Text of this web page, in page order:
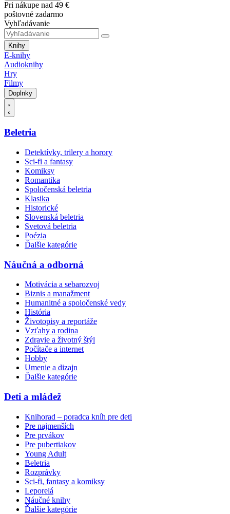
Pri nákupe nad 49 €
poštovné zadarmo
Vyhľadávanie
Knihy
E-knihy
Audioknihy
Hry
Filmy
Doplnky
Beletria
Detektívky, trilery a horory
Sci-fi a fantasy
Komiksy
Romantika
Spoločenská beletria
Klasika
Historické
Slovenská beletria
Svetová beletria
Poézia
Ďalšie kategórie
Náučná a odborná
Motivácia a sebarozvoj
Biznis a manažment
Humanitné a spoločenské vedy
História
Životopisy a reportáže
Vzťahy a rodina
Zdravie a životný štýl
Počítače a internet
Hobby
Umenie a dizajn
Ďalšie kategórie
Deti a mládež
Knihorad – poradca kníh pre deti
Pre najmenších
Pre prvákov
Pre pubertiakov
Young Adult
Beletria
Rozprávky
Sci-fi, fantasy a komiksy
Leporelá
Náučné knihy
Ďalšie kategórie